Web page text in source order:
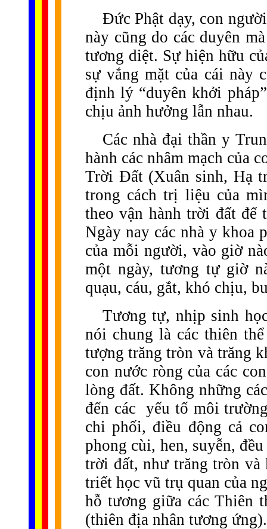
Đức Phật dạy, con
này cũng do các duyên
tương diệt. Sự hiện hữu
sự vắng mặt của cái này
định lý “duyên khởi
chịu ảnh hưởng lẫn nhau.
Các nhà đại thần y
hành các nhâm mạch của
Trời Đất (Xuân sinh, Hạ
trong cách trị liệu của
theo vận hành trời đất để
Ngày nay các nhà y khoa
của mỗi người, vào giờ
một ngày, tương tự giờ
quạu, cáu, gắt, khó chịu,
Tương tự, nhịp sinh
nói chung là các thiên
tượng trăng tròn và trăng
con nước ròng của các
lòng đất. Không những
đến các yếu tố môi
chi phối, điều động cả
phong cùi, hen, suyễn,
trời đất, như trăng tròn và
triết học vũ trụ quan của
hỗ tương giữa các Thiên
(thiên địa nhân tương ứng).